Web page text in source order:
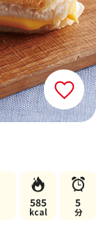
585
kcal
5
分